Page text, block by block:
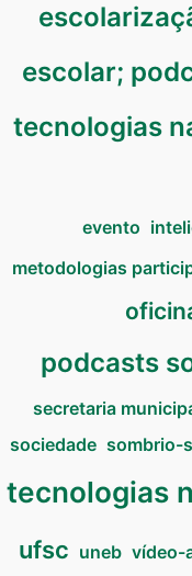
escolar;
tecnologias
evento
metodologias
podcasts
secretaria
sociedade sombrio-
tecnologias
ufsc uneb vídeo-